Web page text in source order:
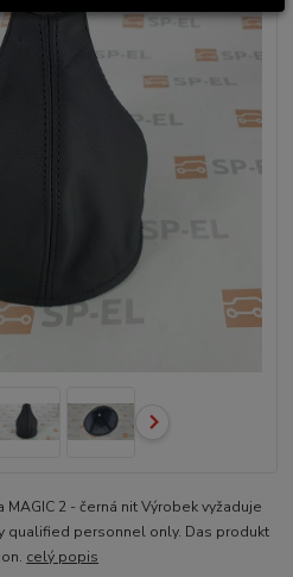
2 - černá nit Výrobek vyžaduje
qualified personnel only. Das produkt
celý popis